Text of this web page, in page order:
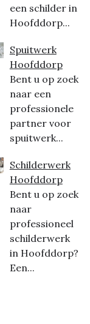
een schilder in
Hoofddorp...
Spuitwerk
Hoofddorp
Bent u op zoek
naar een
professionele
partner voor
spuitwerk...
Schilderwerk
Hoofddorp
Bent u op zoek
naar
professioneel
schilderwerk
in Hoofddorp?
Een...